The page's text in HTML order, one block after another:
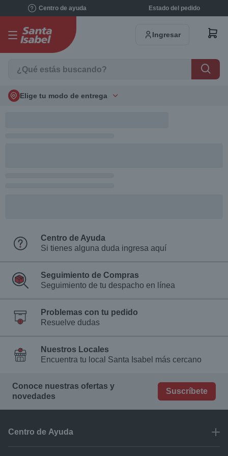
Centro de ayuda Estado del pedido
Ingresar
Elige tu modo de entrega
Centro de Ayuda
Si tienes alguna duda ingresa aquí
Seguimiento de Compras
Seguimiento de tu despacho en línea
Problemas con tu pedido
Resuelve dudas
Nuestros Locales
Encuentra tu local Santa Isabel más cercano
Conoce nuestras ofertas y
novedades
Suscríbete
Centro de Ayuda